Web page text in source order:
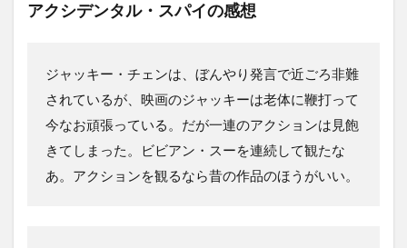
アクシデンタル・スパイの感想
ジャッキー・チェンは、ぼんやり発言で近ごろ非難
されているが、映画のジャッキーは老体に鞭打って
今なお頑張っている。だが一連のアクションは見飽
きてしまった。ビビアン・スーを連続して観たな
あ。アクションを観るなら昔の作品のほうがいい。